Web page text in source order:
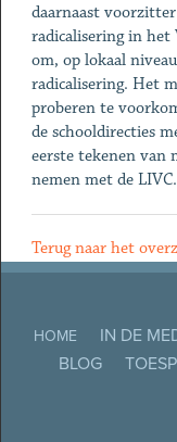
daarnaast
radicalisering in het
om, op lokaal
radicalisering. Het
proberen te
de schooldirecties
eerste tekenen van
nemen met de LIVC.
Terug naar het
HOME IN DE
BLOG